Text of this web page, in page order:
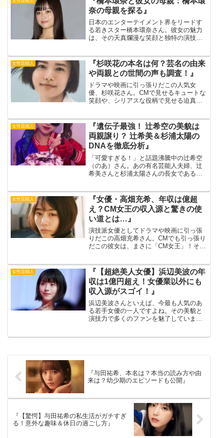
す。テレビ、映画、CMと、...
奈の母親を探る』
日本のエンターテイメント界をリードす
る若きスター橋本環奈さん。彼女の魅力
は、その天真爛漫な笑顔と独特の演技力
彼女の母親です。今回の記事では、日本
中の多くのファンが知りた...
女性芸能人
『杉咲花の本名は何？芸名の由来
や両親との世間の声も調査！』
ドラマや映画に引っ張りだこの人気女
優、杉咲花さん。CMで見せるキュートな
笑顔や、シリアスな役柄で見せる迫真の
う噂があります。一体、杉咲花さんの本
名は何なのでしょうか？出...
女性芸能人
『遺伝子最強！ 辻希空の美貌は
両親譲り？ 辻希美＆杉浦太陽の
DNAを徹底分析』
「可愛すぎる！」と話題沸騰中の辻希空
（のあ）さん。あの有名芸能人夫婦、辻
希美さんと杉浦太陽さんの長女である彼
希空さんの美貌が両親からどのように受
け継がれたのか、徹底...
女性芸能人
『女優・高畑充希、年収は億超
え？CM女王の収入源と驚きの使
い道とは…』
演技派女優としてドラマや映画に引っ張
りだこの高畑充希さん。CMでも引っ張り
だこの彼女は、まさに「CM女王」！そん
回は、高畑さんの年収に迫るとともに、
その収入源や...
女性芸能人
『【超絶美人女優】浜辺美波の年
収は1億円超え！女優業以外にも
収入源がスゴイ！』
浜辺美波さんといえば、今最も人気のあ
る若手女優の一人ですよね。その美貌と
演技力で多くのファンを魅了しています
『与田祐希、本名は？本当の読み方や由
来は？幼少期のエピソードも公開』
『【驚愕】与田祐希の私生活がガチすぎ
る！意外な趣味＆休日の過ごし方』